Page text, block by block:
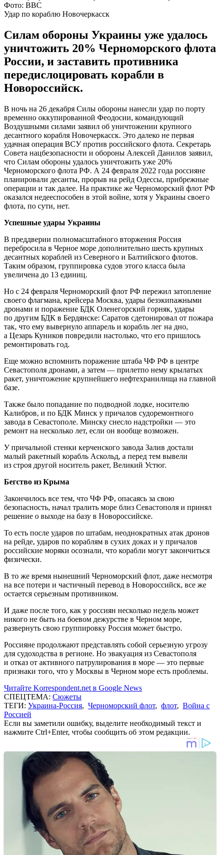
Фото: BBC
Удар по кораблю Новочеркасск
Силам обороны Украины уже удалось
уничтожить 20% Черноморского флота
России, и заставить противника
передислоцировать корабли в
Новороссийск.
В ночь на 26 декабря Силы обороны нанесли удар по порту
временно оккупированной Феодосии, командующий
Воздушными силами заявил об уничтожении крупного
десантного корабля Новочеркасск. Это далеко не первая
удачная операция ВСУ против российского флота. Секретарь
Совета нацбезопасности и обороны Алексей Данилов заявил,
что Силам обороны удалось уничтожить уже 20%
Черноморского флота РФ. А 24 февраля 2022 года россияне
планировали десанты, прорыв на рейд Одессы, прибрежные
операции и так далее. На практике же Черноморский флот РФ
оказался недееспособен в этой войне, хотя у Украины своего
флота, по сути, нет.
Успешные удары Украины
В преддверии полномасштабного вторжения Россия
перебросила в Черное море дополнительно шесть крупных
десантных кораблей из Северного и Балтийского флотов.
Таким образом, группировка судов этого класса была
увеличена до 13 единиц.
Но с 24 февраля Черноморский флот РФ пережил затопление
своего флагмана, крейсера Москва, удары безэкипажными
дронами и поражение БДК Оленегорский горняк, удары
по другим БДК в Бердянске: Саратов сдетонировал от пожара
так, что ему вывернуло аппарель и корабль лег на дно,
а Цезарь Куников повредили настолько, что его пришлось
ремонтировать год.
Еще можно вспомнить поражение штаба ЧФ РФ в центре
Севастополя дронами, а затем — прилетпо нему крылатых
ракет, уничтожение крупнейшего нефтехранилища на главной
базе.
Также было попадание по подводной лодке, носителю
Калибров, и по БДК Минск у причалов судоремонтного
завода в Севастополе. Минску снесло надстройки — это
ремонт на несколько лет, если он вообще возможен.
У причальной стенки керченского завода Залив достали
малый ракетный корабль Аскольд, а перед тем вывели
из строя другой носитель ракет, Великий Устюг.
Бегство из Крыма
Закончилось все тем, что ЧФ РФ, опасаясь за свою
безопасность, начал тралить море близ Севастополя и принял
решение о выходе на базу в Новороссийске.
То есть после ударов по штабам, неоднократных атак дронов
на рейде, ударов по кораблям в сухих доках и у причалов
российские моряки осознали, что корабли могут закончиться
физически.
В то же время нынешний Черноморский флот, даже несмотря
на все потери и частичный перевод в Новороссийск, все же
остается серьезным противником.
И даже после того, как у россиян несколько недель может
никого не быть на боевом дежурстве в Черном море,
развернуть свою группировку Россия может быстро.
Россияне продолжают представлять собой серьезную угрозу
для судоходства в регионе. Но эвакуация из Севастополя
и отказ от активного патрулирования в море — это первые
признаки того, что у Москвы в Черном море есть проблемы.
Читайте Korrespondent.net в Google News
СПЕЦТЕМА: Сюжеты
ТЕГИ: Украина-Россия, Черноморский флот, флот, Война с
Россией
Если вы заметили ошибку, выделите необходимый текст и
нажмите Ctrl+Enter, чтобы сообщить об этом редакции.